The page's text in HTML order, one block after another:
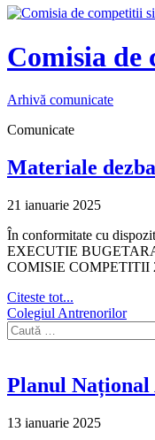
Comisia de
Arhivă comunicate
Comunicate
Materiale
21 ianuarie 2025
În conformitate cu
EXECUTIE
COMISIE COMPETITII
Citeste tot...
Colegiul Antrenorilor
Planul
13 ianuarie 2025